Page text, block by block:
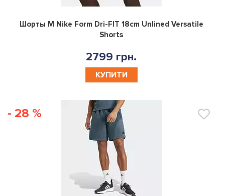
0
Шорты M Nike Form Dri-FIT 18cm Unlined Versatile
Shorts
2799 грн.
КУПИТИ
- 28 %